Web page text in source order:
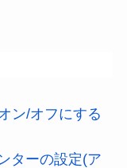
ン/オフにする
ターの設定(ア